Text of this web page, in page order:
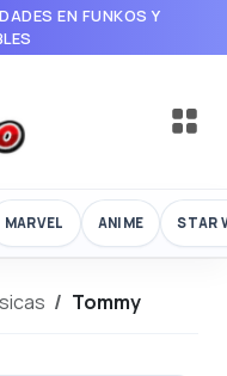
EN FUNKOS Y
MARVEL ANIME STAR
Tommy